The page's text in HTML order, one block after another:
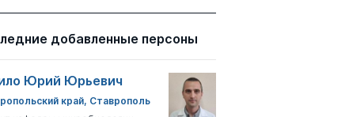
добавленные персоны
Юрий Юрьевич
край, Ставрополь